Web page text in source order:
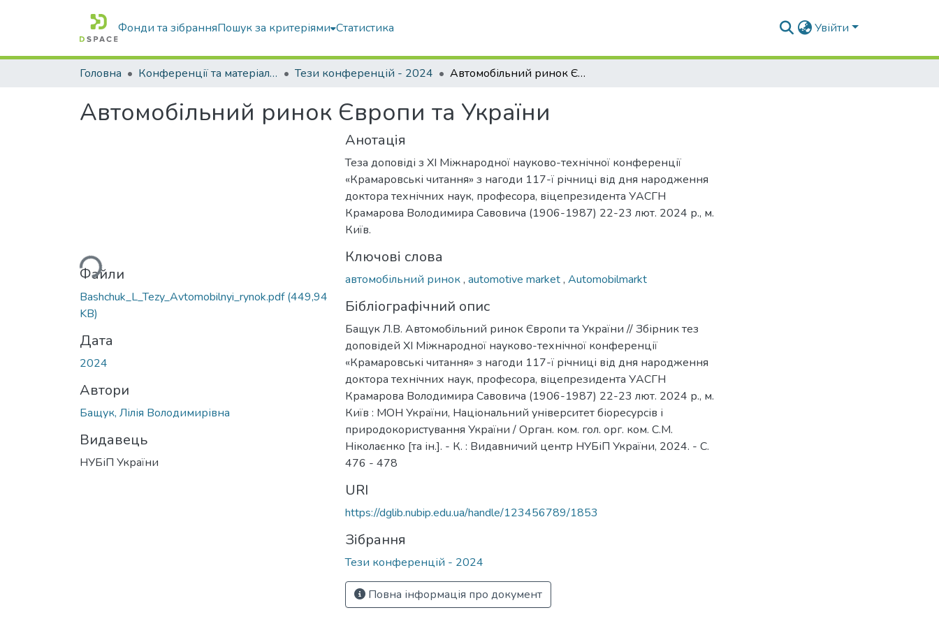
Фонди та зібранняПошук за критеріями Статистика Увійти
Головна Конференції та матеріали конференцій Тези конференцій - 2024 Автомобільний ринок Європи та України
Автомобільний ринок Європи та України
Вантажиться...
Файли
Bashchuk_L_Tezy_Avtomobilnyi_rynok.pdf(449,94
KB)
Дата
2024
Автори
Бащук, Лілія Володимирівна
Видавець
НУБіП України
Анотація
Теза доповіді з ХІ Міжнародної науково-технічної конференції
«Крамаровські читання» з нагоди 117-ї річниці від дня народження
доктора технічних наук, професора, віцепрезидента УАСГН
Крамарова Володимира Савовича (1906-1987) 22-23 лют. 2024 р., м.
Київ.
Ключові слова
автомобільний ринок, automotive market, Automobilmarkt
Бібліографічний опис
Бащук Л.В. Автомобільний ринок Європи та України // Збірник тез
доповідей ХI Міжнародної науково-технічної конференції
«Крамаровські читання» з нагоди 117-ї річниці від дня народження
доктора технічних наук, професора, віцепрезидента УАСГН
Крамарова Володимира Савовича (1906-1987) 22-23 лют. 2024 р., м.
Київ : МОН України, Національний університет біоресурсів і
природокористування України / Орган. ком. гол. орг. ком. С.М.
Ніколаєнко [та ін.]. - К. : Видавничий центр НУБіП України, 2024. - С.
476 - 478
URI
https://dglib.nubip.edu.ua/handle/123456789/1853
Зібрання
Тези конференцій - 2024
Повна інформація про документ